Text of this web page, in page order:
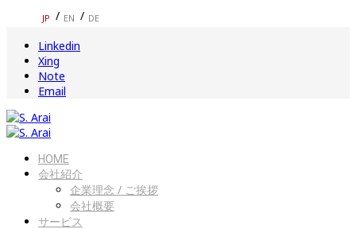
JP EN DE
Linkedin
Xing
Note
Email
HOME
会社紹介
企業理念 / ご挨拶
会社概要
サービス